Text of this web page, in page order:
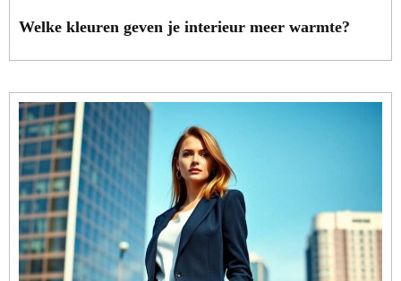
Welke kleuren geven je interieur meer warmte?